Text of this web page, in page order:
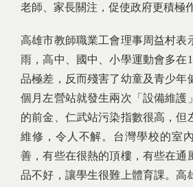
老師、家長關注，促使政府更積極
高雄市教師職業工會理事周益村表
雨，高中、國中、小學運動會多在
品極差，反而殘害了幼童及青少年
個月左營站就發生兩次「設備維護
的前金、仁武站污染指數很高，但
維修，令人不解。台灣學校的室
善，有些在很熱的頂樓，有些在通
品不好，讓學生很難上體育課。高